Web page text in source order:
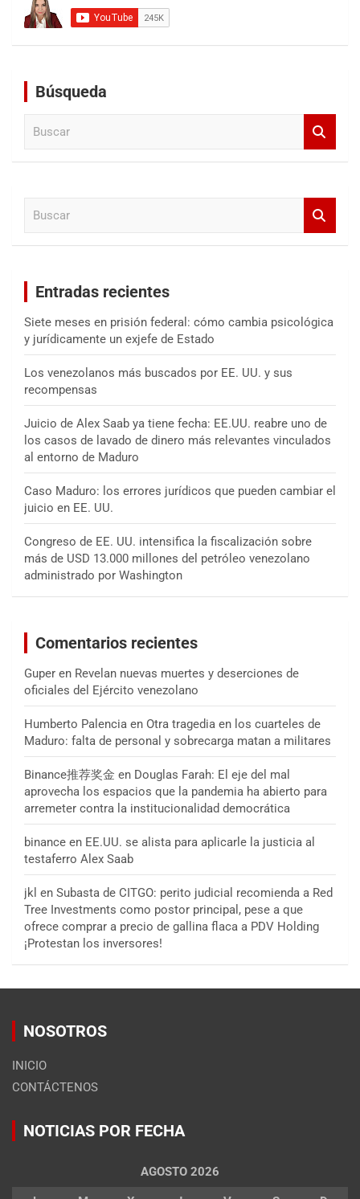
Búsqueda
Entradas recientes
Siete meses en prisión federal: cómo cambia psicológica
y jurídicamente un exjefe de Estado
Los venezolanos más buscados por EE. UU. y sus
recompensas
Juicio de Alex Saab ya tiene fecha: EE.UU. reabre uno de
los casos de lavado de dinero más relevantes vinculados
al entorno de Maduro
Caso Maduro: los errores jurídicos que pueden cambiar el
juicio en EE. UU.
Congreso de EE. UU. intensifica la fiscalización sobre
más de USD 13.000 millones del petróleo venezolano
administrado por Washington
Comentarios recientes
Guper en Revelan nuevas muertes y deserciones de
oficiales del Ejército venezolano
Humberto Palencia en Otra tragedia en los cuarteles de
Maduro: falta de personal y sobrecarga matan a militares
Binance推荐奖金 en Douglas Farah: El eje del mal
aprovecha los espacios que la pandemia ha abierto para
arremeter contra la institucionalidad democrática
binance en EE.UU. se alista para aplicarle la justicia al
testaferro Alex Saab
jkl en Subasta de CITGO: perito judicial recomienda a Red
Tree Investments como postor principal, pese a que
ofrece comprar a precio de gallina flaca a PDV Holding
¡Protestan los inversores!
NOSOTROS
INICIO
CONTÁCTENOS
NOTICIAS POR FECHA
AGOSTO 2026